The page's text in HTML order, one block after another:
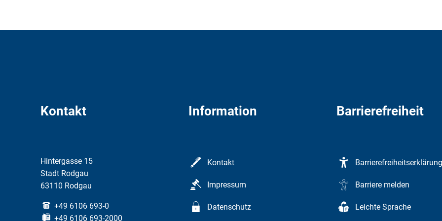
Kontakt
Hintergasse 15
Stadt Rodgau
63110 Rodgau
+49 6106 693-0
+49 6106 693-2000
Information
Kontakt
Impressum
Datenschutz
Barrierefreiheit
Barrierefreiheitserklärung
Barriere melden
Leichte Sprache